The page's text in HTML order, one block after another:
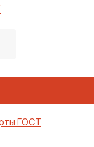
ГОСТ